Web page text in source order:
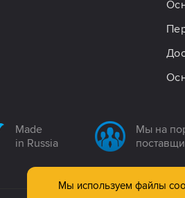
Made
in Russia
Мы на
Мы используем файлы